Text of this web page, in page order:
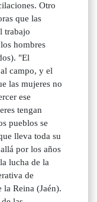
Otro
que las
trabajo
hombres
"El
campo, y el
las mujeres no
ese
tengan
pueblos se
lleva toda su
por los años
lucha de la
de
la Reina (Jaén).